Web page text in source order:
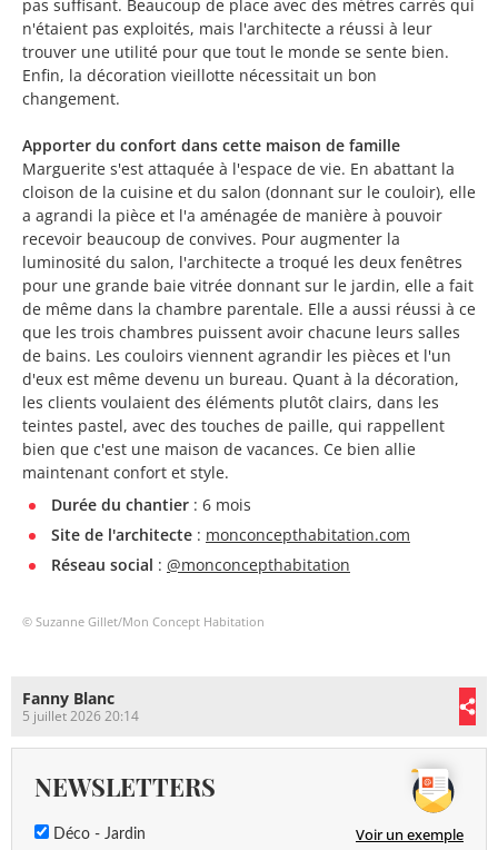
pas suffisant. Beaucoup de place avec des mètres carrés qui
n'étaient pas exploités, mais l'architecte a réussi à leur
trouver une utilité pour que tout le monde se sente bien.
Enfin, la décoration vieillotte nécessitait un bon
changement.
Apporter du confort dans cette maison de famille
Marguerite s'est attaquée à l'espace de vie. En abattant la
cloison de la cuisine et du salon (donnant sur le couloir), elle
a agrandi la pièce et l'a aménagée de manière à pouvoir
recevoir beaucoup de convives. Pour augmenter la
luminosité du salon, l'architecte a troqué les deux fenêtres
pour une grande baie vitrée donnant sur le jardin, elle a fait
de même dans la chambre parentale. Elle a aussi réussi à ce
que les trois chambres puissent avoir chacune leurs salles
de bains. Les couloirs viennent agrandir les pièces et l'un
d'eux est même devenu un bureau. Quant à la décoration,
les clients voulaient des éléments plutôt clairs, dans les
teintes pastel, avec des touches de paille, qui rappellent
bien que c'est une maison de vacances. Ce bien allie
maintenant confort et style.
Durée du chantier : 6 mois
Site de l'architecte : monconcepthabitation.com
Réseau social : @monconcepthabitation
© Suzanne Gillet/Mon Concept Habitation
Fanny Blanc
5 juillet 2026 20:14
NEWSLETTERS
Déco - Jardin Voir un exemple